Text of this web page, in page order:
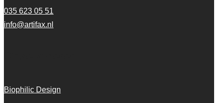
035 623 05 51
info@artifax.nl
Biophilic Design